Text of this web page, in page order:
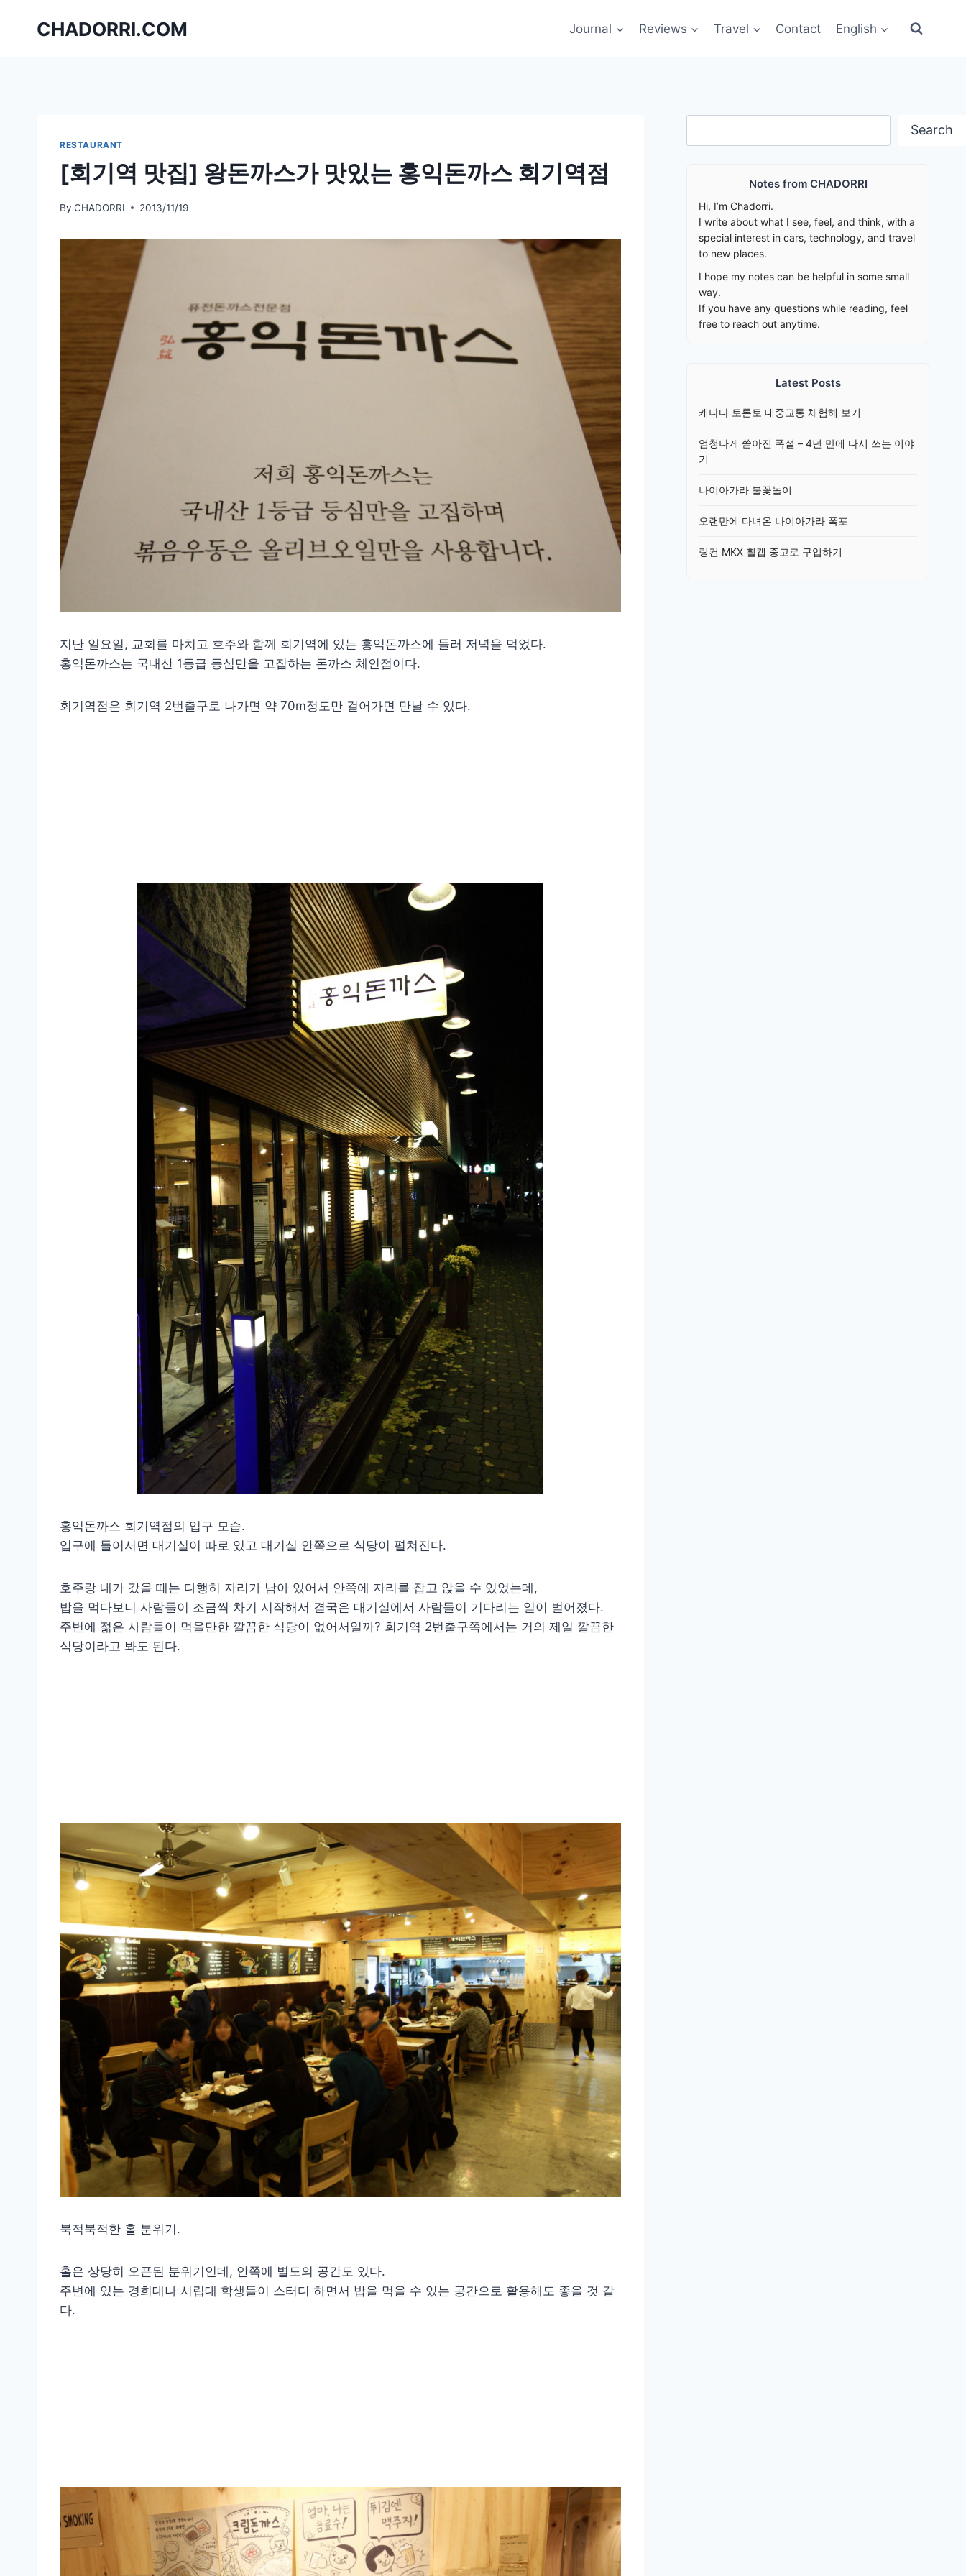
CHADORRI.COM Journal Reviews Travel Contact English
RESTAURANT
[회기역 맛집] 왕돈까스가 맛있는 홍익돈까스 회기역점
By CHADORRI 2013/11/19
지난 일요일, 교회를 마치고 호주와 함께 회기역에 있는 홍익돈까스에 들러 저녁을 먹었다.
홍익돈까스는 국내산 1등급 등심만을 고집하는 돈까스 체인점이다.
회기역점은 회기역 2번출구로 나가면 약 70m정도만 걸어가면 만날 수 있다.
홍익돈까스 회기역점의 입구 모습.
입구에 들어서면 대기실이 따로 있고 대기실 안쪽으로 식당이 펼쳐진다.
호주랑 내가 갔을 때는 다행히 자리가 남아 있어서 안쪽에 자리를 잡고 앉을 수 있었는데,
밥을 먹다보니 사람들이 조금씩 차기 시작해서 결국은 대기실에서 사람들이 기다리는 일이 벌어졌다.
주변에 젊은 사람들이 먹을만한 깔끔한 식당이 없어서일까? 회기역 2번출구쪽에서는 거의 제일 깔끔한
식당이라고 봐도 된다.
북적북적한 홀 분위기.
홀은 상당히 오픈된 분위기인데, 안쪽에 별도의 공간도 있다.
주변에 있는 경희대나 시립대 학생들이 스터디 하면서 밥을 먹을 수 있는 공간으로 활용해도 좋을 것 같
다.
Search
Notes from CHADORRI
Hi, I’m Chadorri.
I write about what I see, feel, and think, with a
special interest in cars, technology, and travel
to new places.
I hope my notes can be helpful in some small
way.
If you have any questions while reading, feel
free to reach out anytime.
Latest Posts
캐나다 토론토 대중교통 체험해 보기
엄청나게 쏟아진 폭설 – 4년 만에 다시 쓰는 이야
기
나이아가라 불꽃놀이
오랜만에 다녀온 나이아가라 폭포
링컨 MKX 휠캡 중고로 구입하기